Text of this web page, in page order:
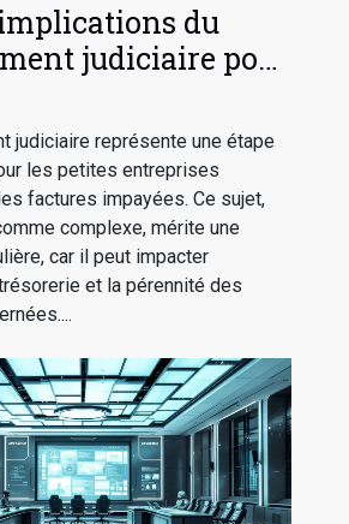
du
judiciaire pour
entreprises
judiciaire représente une étape
les petites entreprises
factures impayées. Ce sujet,
complexe, mérite une
car il peut impacter
et la pérennité des